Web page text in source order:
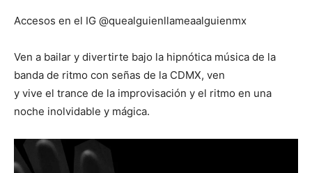
Accesos en el IG @quealguienllameaalguienmx
Ven a bailar y divertirte bajo la hipnótica música de la
banda de ritmo con señas de la CDMX, ven
y vive el trance de la improvisación y el ritmo en una
noche inolvidable y mágica.